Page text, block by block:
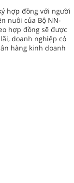
hợp đồng với người
nuôi của Bộ NN-
hợp đồng sẽ được
doanh nghiệp có
hàng kinh doanh